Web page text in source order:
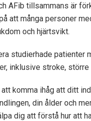
AFib tillsammans är
att många personer
och hjärtsvikt.
studierhade patienter
inklusive stroke,
komma ihåg att ditt
din ålder och
dig att förstå hur att